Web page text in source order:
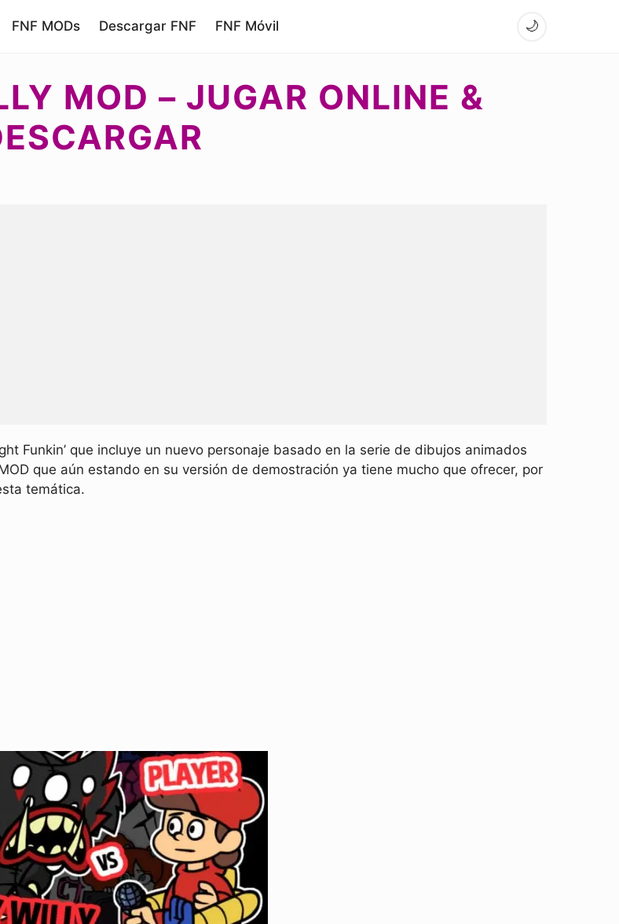
FNF MODs Descargar FNF FNF Móvil 🌙
MOD – JUGAR ONLINE &
Funkin’ que incluye un nuevo personaje basado en la serie de dibujos animados
que aún estando en su versión de demostración ya tiene mucho que ofrecer, por
temática.